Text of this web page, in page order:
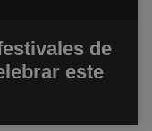
de
este